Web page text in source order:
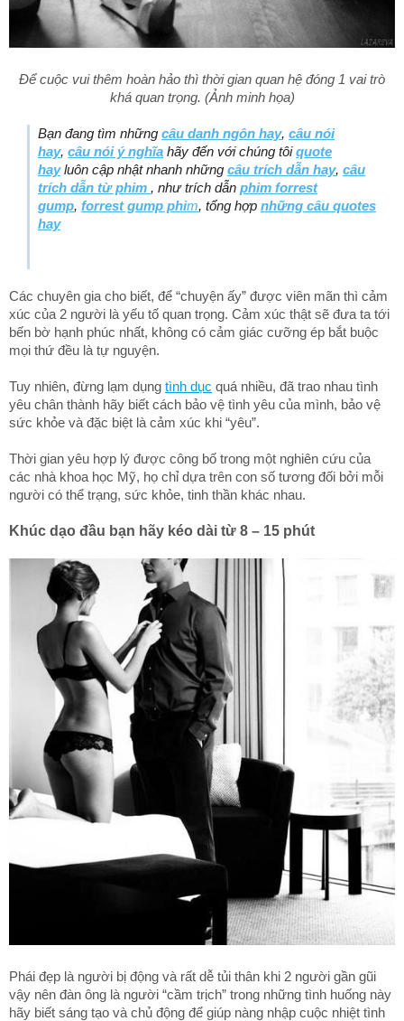
Để cuộc vui thêm hoàn hảo thì thời gian quan hệ đóng 1 vai trò
khá quan trọng. (Ảnh minh họa)
Bạn đang tìm những câu danh ngôn hay, câu nói
hay, câu nói ý nghĩa hãy đến với chúng tôiquote
hayluôn cập nhật nhanh những câu trích dẫn hay, câu
trích dẫn từ phim , như trích dẫn phim forrest
gump, forrest gump phim, tổng hợp những câu quotes
hay
Các chuyên gia cho biết, để “chuyện ấy” được viên mãn thì cảm
xúc của 2 người là yếu tố quan trọng. Cảm xúc thật sẽ đưa ta tới
bến bờ hạnh phúc nhất, không có cảm giác cưỡng ép bắt buộc
mọi thứ đều là tự nguyện.
Tuy nhiên, đừng lạm dụng tình dục quá nhiều, đã trao nhau tình
yêu chân thành hãy biết cách bảo vệ tình yêu của mình, bảo vệ
sức khỏe và đặc biệt là cảm xúc khi “yêu”.
Thời gian yêu hợp lý được công bố trong một nghiên cứu của
các nhà khoa học Mỹ, họ chỉ dựa trên con số tương đối bởi mỗi
người có thể trạng, sức khỏe, tinh thần khác nhau.
Khúc dạo đầu bạn hãy kéo dài từ 8 – 15 phút
Phái đẹp là người bị động và rất dễ tủi thân khi 2 người gần gũi
vậy nên đàn ông là người “cầm trịch” trong những tình huống này
hãy biết sáng tạo và chủ động để giúp nàng nhập cuộc nhiệt tình